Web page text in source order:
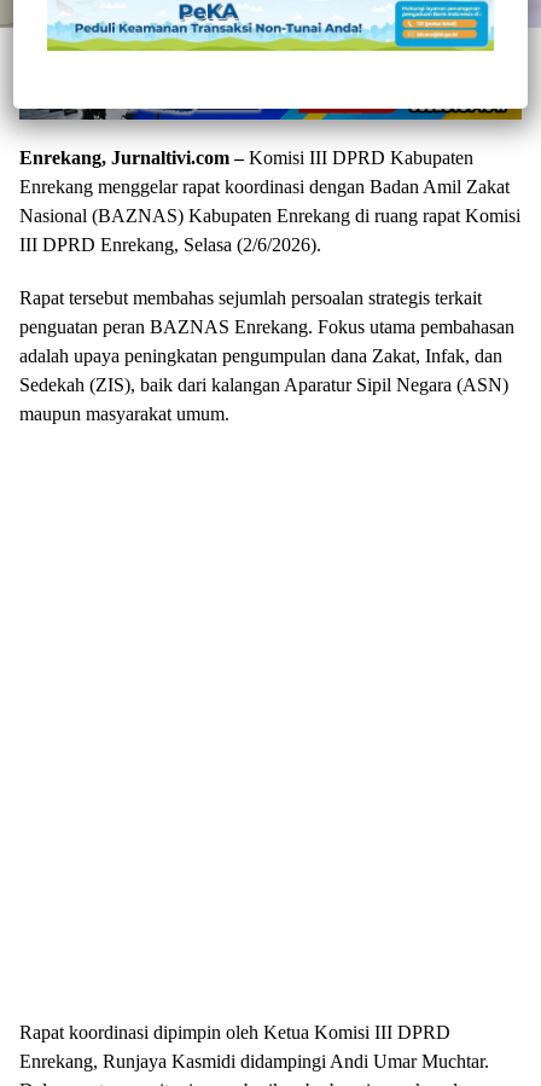
Enrekang, Jurnaltivi.com –Komisi III DPRD Kabupaten
Enrekang menggelar rapat koordinasi dengan Badan Amil Zakat
Nasional (BAZNAS) Kabupaten Enrekang di ruang rapat Komisi
III DPRD Enrekang, Selasa (2/6/2026).
Rapat tersebut membahas sejumlah persoalan strategis terkait
penguatan peran BAZNAS Enrekang. Fokus utama pembahasan
adalah upaya peningkatan pengumpulan dana Zakat, Infak, dan
Sedekah (ZIS), baik dari kalangan Aparatur Sipil Negara (ASN)
maupun masyarakat umum.
Rapat koordinasi dipimpin oleh Ketua Komisi III DPRD
Enrekang, Runjaya Kasmidi didampingi Andi Umar Muchtar.